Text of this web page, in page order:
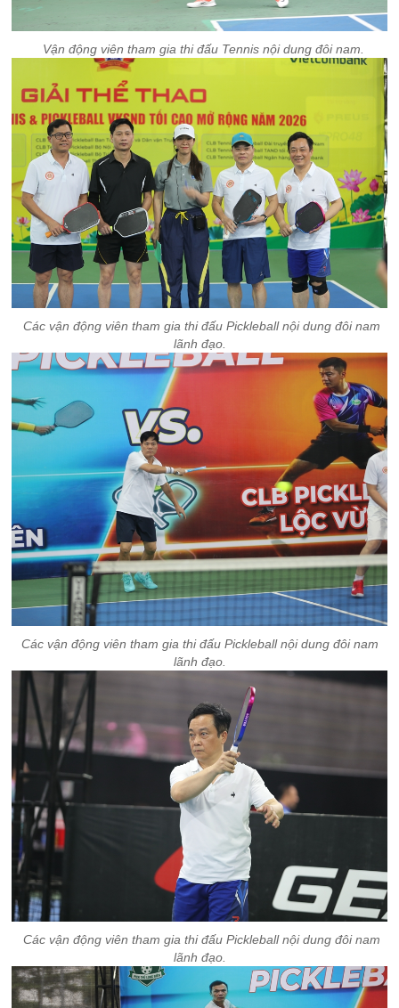
Vận động viên tham gia thi đấu Tennis nội dung đôi nam.
Các vận động viên tham gia thi đấu Pickleball nội dung đôi nam
lãnh đạo.
Các vận động viên tham gia thi đấu Pickleball nội dung đôi nam
lãnh đạo.
Các vận động viên tham gia thi đấu Pickleball nội dung đôi nam
lãnh đạo.